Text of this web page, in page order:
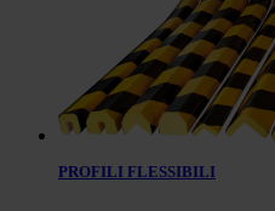
PROFILI FLESSIBILI